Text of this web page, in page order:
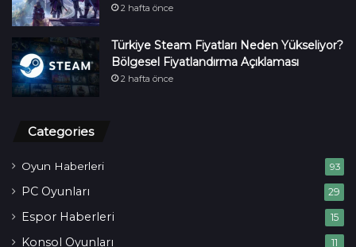
2 hafta önce
Türkiye Steam Fiyatları Neden Yükseliyor?
Bölgesel Fiyatlandırma Açıklaması
2 hafta önce
Categories
Oyun Haberleri 93
PC Oyunları 29
Espor Haberleri 15
Konsol Oyunları 11